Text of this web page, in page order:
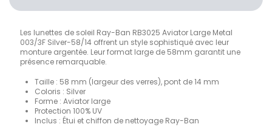
Les lunettes de soleil Ray-Ban RB3025 Aviator Large Metal
003/3F Silver-58/14 offrent un style sophistiqué avec leur
monture argentée. Leur format large de 58mm garantit une
présence remarquable.
Taille : 58 mm (largeur des verres), pont de 14 mm
Coloris : Silver
Forme : Aviator large
Protection 100% UV
Inclus : Étui et chiffon de nettoyage Ray-Ban